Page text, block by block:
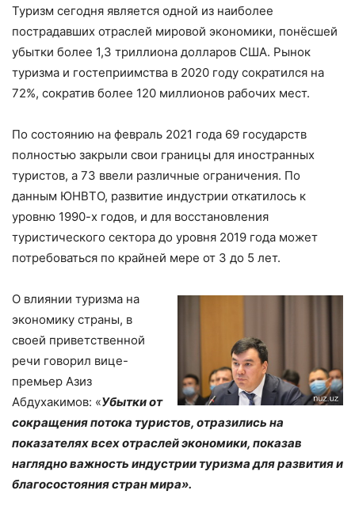
Туризм сегодня является одной из наиболее
пострадавших отраслей мировой экономики, понёсшей
убытки более 1,3 триллиона долларов США. Рынок
туризма и гостеприимства в 2020 году сократился на
72%, сократив более 120 миллионов рабочих мест.
По состоянию на февраль 2021 года 69 государств
полностью закрыли свои границы для иностранных
туристов, а 73 ввели различные ограничения. По
данным ЮНВТО, развитие индустрии откатилось к
уровню 1990-х годов, и для восстановления
туристического сектора до уровня 2019 года может
потребоваться по крайней мере от 3 до 5 лет.
О влиянии туризма на
экономику страны, в
своей приветственной
речи говорил вице-
премьер Азиз
Абдухакимов: «Убытки от
сокращения потока туристов, отразились на
показателях всех отраслей экономики, показав
наглядно важность индустрии туризма для развития и
благосостояния стран мира».